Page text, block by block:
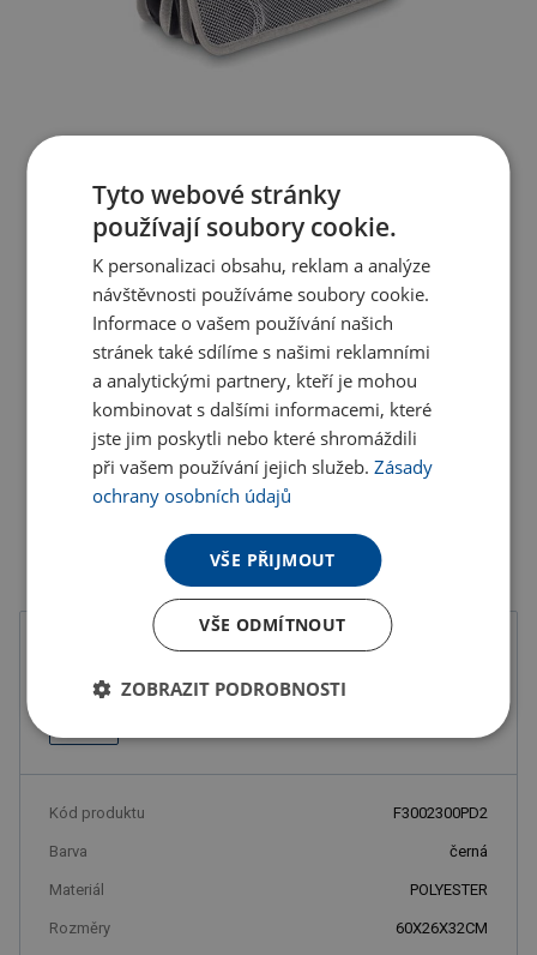
Kód produktu F3002300PD2
Barva černá
Materiál POLYESTER
Rozměry 60X26X32CM
Tyto webové stránky
používají soubory cookie.
K personalizaci obsahu, reklam a analýze
návštěvnosti používáme soubory cookie.
Informace o vašem používání našich
stránek také sdílíme s našimi reklamními
a analytickými partnery, kteří je mohou
kombinovat s dalšími informacemi, které
jste jim poskytli nebo které shromáždili
při vašem používání jejich služeb.Zásady
ochrany osobních údajů
VŠE PŘIJMOUT
VŠE ODMÍTNOUT
ZOBRAZIT PODROBNOSTI